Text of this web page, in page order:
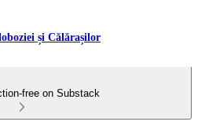
și Călărașilor
free on Substack